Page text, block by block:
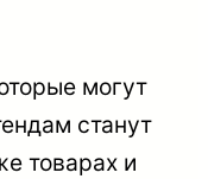
могут
станут
товарах и